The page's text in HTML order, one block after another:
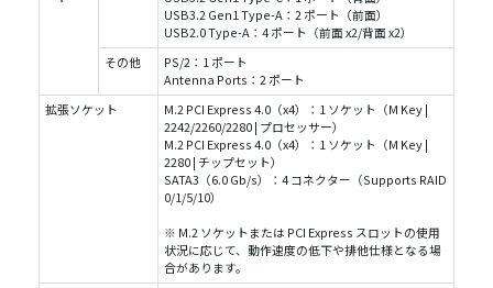
USB3.2 Gen1 Type-A：2 ポート（前面）
USB2.0 Type-A：4 ポート（前面 x2/背面 x2）
その他
PS/2：1 ポート
Antenna Ports：2 ポート
拡張ソケット
M.2 PCI Express 4.0（x4）：1 ソケット（M Key |
2242/2260/2280 | プロセッサー）
M.2 PCI Express 4.0（x4）：1 ソケット（M Key |
2280 | チップセット）
SATA3（6.0 Gb/s）：4 コネクター（Supports RAID
0/1/5/10）
※ M.2 ソケットまたは PCI Express スロットの使用
状況に応じて、動作速度の低下や排他仕様となる場
合があります。